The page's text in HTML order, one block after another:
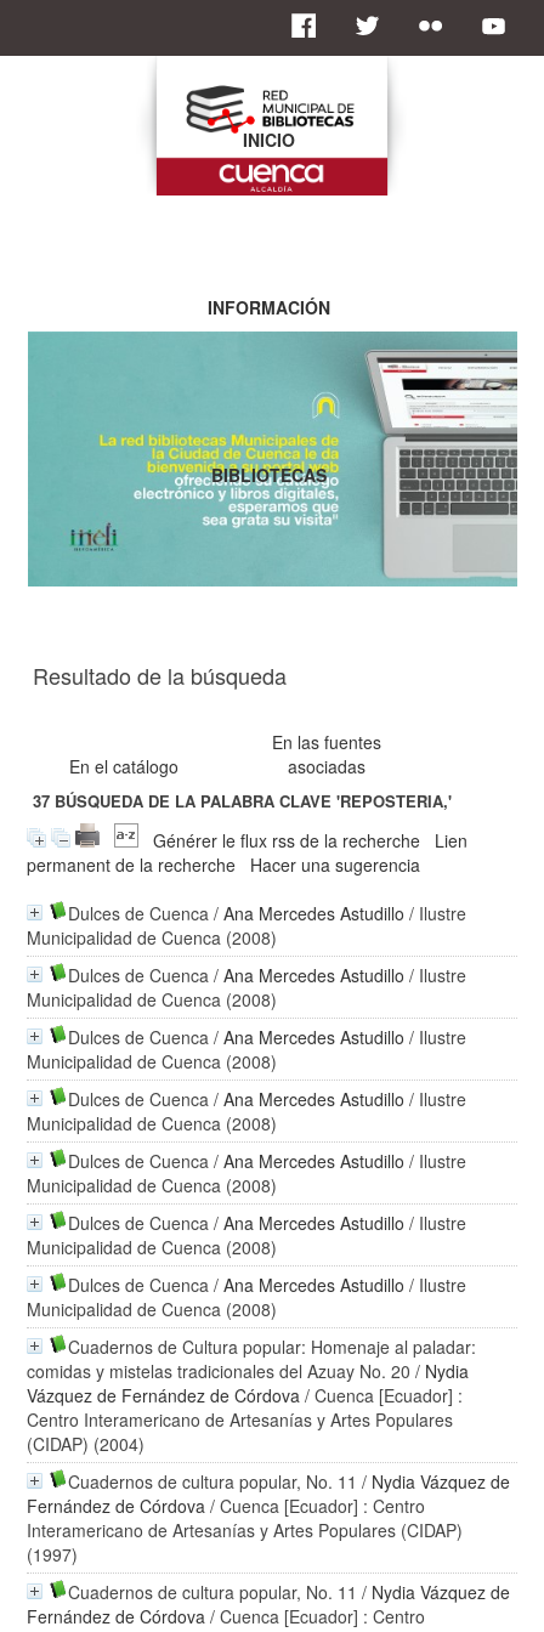
Resultado de la búsqueda
En el catálogo
En las fuentes
asociadas
37 BÚSQUEDA DE LA PALABRA CLAVE'REPOSTERIA,'
Générer le flux rss de la recherche
Lien
permanent de la recherche
Hacer una sugerencia
Dulces de Cuenca /Ana Mercedes Astudillo / Ilustre
Municipalidad de Cuenca (2008)
Dulces de Cuenca /Ana Mercedes Astudillo / Ilustre
Municipalidad de Cuenca (2008)
Dulces de Cuenca /Ana Mercedes Astudillo / Ilustre
Municipalidad de Cuenca (2008)
Dulces de Cuenca /Ana Mercedes Astudillo / Ilustre
Municipalidad de Cuenca (2008)
Dulces de Cuenca /Ana Mercedes Astudillo / Ilustre
Municipalidad de Cuenca (2008)
Dulces de Cuenca /Ana Mercedes Astudillo / Ilustre
Municipalidad de Cuenca (2008)
Dulces de Cuenca /Ana Mercedes Astudillo / Ilustre
Municipalidad de Cuenca (2008)
Cuadernos de Cultura popular: Homenaje al paladar:
comidas y mistelas tradicionales del Azuay No. 20 / Nydia
Vázquez de Fernández de Córdova / Cuenca [Ecuador] :
Centro Interamericano de Artesanías y Artes Populares
(CIDAP) (2004)
Cuadernos de cultura popular, No. 11 / Nydia Vázquez de
Fernández de Córdova / Cuenca [Ecuador] : Centro
Interamericano de Artesanías y Artes Populares (CIDAP)
(1997)
Cuadernos de cultura popular, No. 11 / Nydia Vázquez de
Fernández de Córdova / Cuenca [Ecuador] : Centro
INICIO
INFORMACIÓN
BIBLIOTECAS